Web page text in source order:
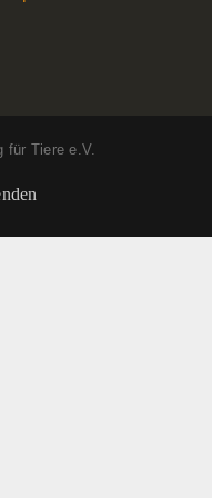
für Tiere e.V.